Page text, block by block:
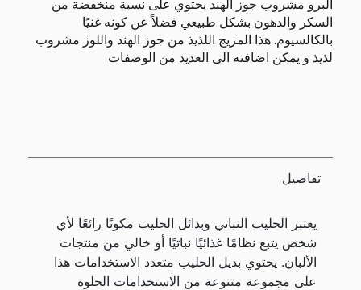
البرو مشروب جوز الهند يحتوي على نسبة منخفضة من
السكر والدهون بشكل طبيعي فضلاً عن كونه غنيًا
بالكالسيوم. هذا المزيج اللذيذ من جوز الهند واللوز مشروب
لذيذ و يمكن اضافته الى العديد من الوصفات
تفاصيل
يعتبر الحليب النباتي وبدائل الحليب مكونًا رائعًا لأي
شخص يتبع نظامًا غذائيًا نباتيًا أو خالي من منتجات
الألبان. يحتوي بديل الحليب متعدد الاستخدامات هذا
على مجموعة متنوعة من الاستخدامات الحلوة